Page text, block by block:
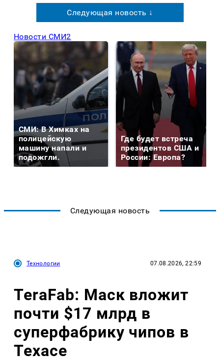
Следующая новость ↓
Новости СМИ2
СМИ: В Химках на
полицейскую
машину напали и
подожгли.
Где будет встреча
президентов США и
России: Европа?
Следующая новость
Технологии 07.08.2026, 22:59
TeraFab: Маск вложит
почти $17 млрд в
суперфабрику чипов в
Техасе